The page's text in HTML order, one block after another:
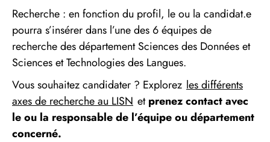
Recherche : en fonction du profil, le ou la candidat.e
pourra s’insérer dans l’une des 6 équipes de
recherche des département Sciences des Données et
Sciences et Technologies des Langues.
Vous souhaitez candidater ? Explorez les différents
axes de recherche au LISN etprenez contact avec
le ou la responsable de l’équipe ou département
concerné.